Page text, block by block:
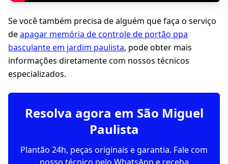
Se você também precisa de alguém que faça o serviço
deapagar memória de controle de portão ppa
basculante em jardim paulista, pode obter mais
informações diretamente com nossos técnicos
especializados.
Resolva agora em São Miguel
Paulista
Plantão 24h, peças originais e garantia. Fale com